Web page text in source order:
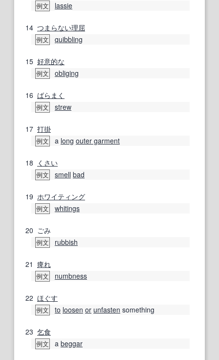
例文 lassie
14 つまらない理屈
例文 quibbling
15 好意的な
例文 obliging
16 ばらまく
例文 strew
17 打掛
例文 a long outer garment
18 くさい
例文 smell bad
19 ホワイティング
例文 whitings
20 ごみ
例文 rubbish
21 痺れ
例文 numbness
22 ほぐす
例文 to loosen or unfasten something
23 乞食
例文 a beggar